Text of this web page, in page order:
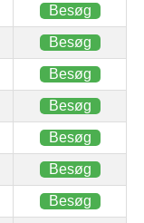
Besøg
Besøg
Besøg
Besøg
Besøg
Besøg
Besøg